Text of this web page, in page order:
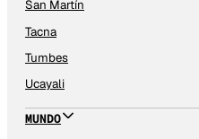
San Martín
Tacna
Tumbes
Ucayali
MUNDO